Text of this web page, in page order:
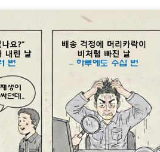
/니산 NISSAN
R 수입차터보고장수
8. 1. 12:19